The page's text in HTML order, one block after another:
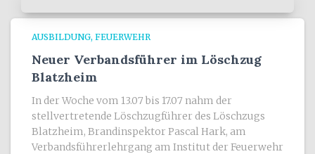
AUSBILDUNG FEUERWEHR
Neuer Verbandsführer im Löschzug
Blatzheim
In der Woche vom 13.07 bis 17.07 nahm der
stellvertretende Löschzugführer des Löschzugs
Blatzheim, Brandinspektor Pascal Hark, am
Verbandsführerlehrgang am Institut der Feuerwehr